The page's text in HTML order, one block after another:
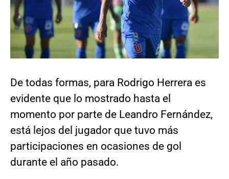
De todas formas, para Rodrigo Herrera es
evidente que lo mostrado hasta el
momento por parte de Leandro Fernández,
está lejos del jugador que tuvo más
participaciones en ocasiones de gol
durante el año pasado.